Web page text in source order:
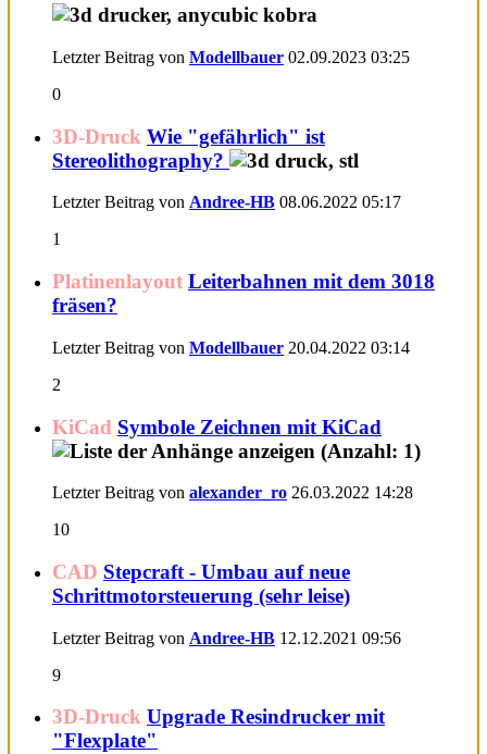
Letzter Beitrag von Modellbauer 02.09.2023 03:25
0
3D-Druck Wie "gefährlich" ist
Stereolithography?
Letzter Beitrag von Andree-HB 08.06.2022 05:17
1
Platinenlayout Leiterbahnen mit dem 3018
fräsen?
Letzter Beitrag von Modellbauer 20.04.2022 03:14
2
KiCad Symbole Zeichnen mit KiCad
Letzter Beitrag von alexander_ro 26.03.2022 14:28
10
CAD Stepcraft - Umbau auf neue
Schrittmotorsteuerung (sehr leise)
Letzter Beitrag von Andree-HB 12.12.2021 09:56
9
3D-Druck Upgrade Resindrucker mit
"Flexplate"